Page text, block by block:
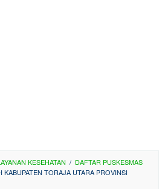
KESEHATAN / DAFTAR PUSKESMAS
KABUPATEN TORAJA UTARA PROVINSI